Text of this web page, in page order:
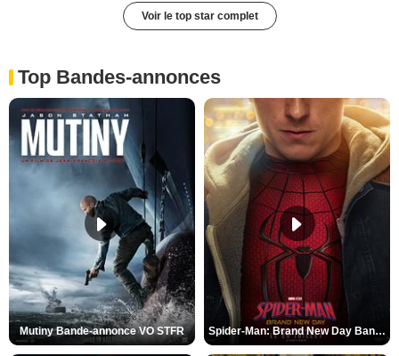
Voir le top star complet
Top Bandes-annonces
Mutiny Bande-annonce VO STFR Spider-Man: Brand New Day Bande-annonce VO STFR